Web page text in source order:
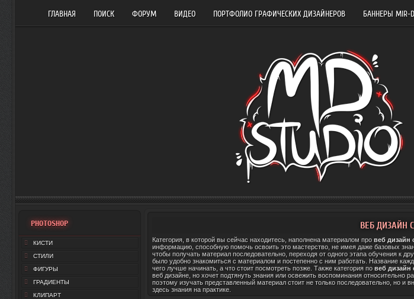
ГЛАВНАЯ ПОИСК ФОРУМ ВИДЕО ПОРТФОЛИО ГРАФИЧЕСКИХ ДИЗАЙНЕРОВ БАННЕРЫ MIR-
PHOTOSHOP
КИСТИ
СТИЛИ
ФИГУРЫ
ГРАДИЕНТЫ
КЛИПАРТ
ВЕБ ДИЗАЙН
Категория, в которой вы сейчас находитесь, наполнена материалом про веб дизайн
информацию, способную помочь освоить это мастерство, не имея даже базовых
чтобы получать материал последовательно, переходя от одного этапа обучения к
было удобно знакомиться с материалом и постепенно с ним работать. Название
чего лучше начинать, а что стоит посмотреть позже. Также категория по веб дизайн
веб дизайне, но хочет подтянуть знания или освежить воспоминания относительно
поэтому изучать представленный материал стоит не только последовательно, но
здесь знания на практике.